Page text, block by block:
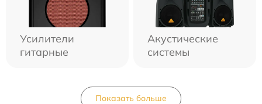
Усилители
гитарные
Акустические
системы
Показать больше